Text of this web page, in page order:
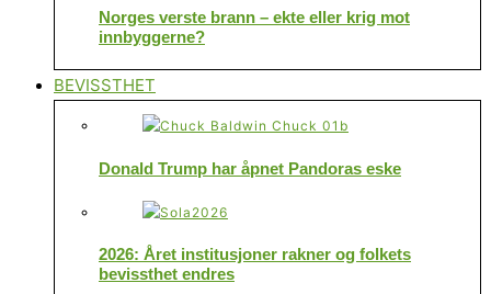
Norges verste brann – ekte eller krig mot
innbyggerne?
BEVISSTHET
Donald Trump har åpnet Pandoras eske
2026: Året institusjoner rakner og folkets
bevissthet endres